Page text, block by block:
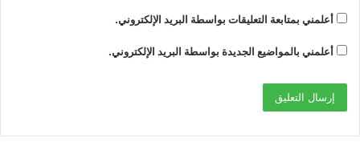
أعلمني بمتابعة التعليقات بواسطة البريد الإلكتروني.
أعلمني بالمواضيع الجديدة بواسطة البريد الإلكتروني.